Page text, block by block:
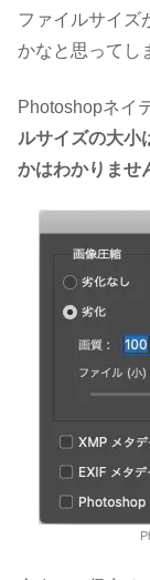
ファイルサイズ
かなと思ってし
Photoshopネイ
ルサイズの大小
かはわかりませ